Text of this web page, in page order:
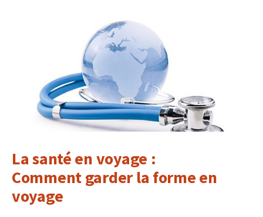
La santé en voyage :
Comment garder la forme en
voyage